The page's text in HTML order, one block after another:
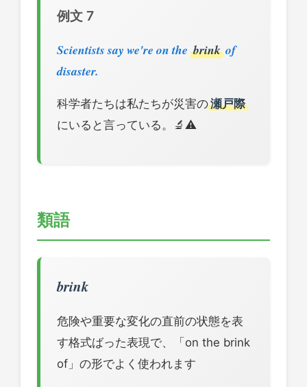
例文 7
Scientists say we're on the brink of
disaster.
科学者たちは私たちが災害の瀬戸際
にいると言っている。🔬⚠️
類語
brink
危険や重要な変化の直前の状態を表
す格式ばった表現で、「on the brink
of」の形でよく使われます